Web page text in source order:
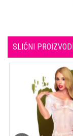
SLIČNI